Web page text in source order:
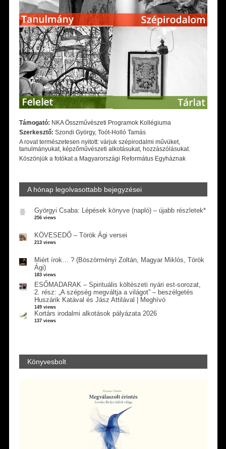
Támogató: NKA Összművészeti Programok Kollégiuma
Szerkesztő: Szondi György, Toót-Holló Tamás
A rovat természetesen nyitott: várjuk szépirodalmi művüket,
tanulmányukat, képzőművészeti alkotásukat, hozzászólásukat.
Köszönjük a fotókat a Magyarországi Református Egyháznak
A hónap legolvasottabb bejegyzései
Györgyi Csaba: Lépések könyve (napló) – újabb részletek*
256 views
KÖVESEDŐ – Török Ági versei
213 views
Miért írok… ? (Böszörményi Zoltán, Magyar Miklós, Török
Ági)
183 views
ESŐMADARAK – Spirituális költészeti nyári est-sorozat,
2. rész: „A szépség megváltja a világot” – beszélgetés
Huszárik Katával és Jász Attilával | Meghívó
149 views
Kortárs irodalmi alkotások pályázata 2026
137 views
Könyvesbolt